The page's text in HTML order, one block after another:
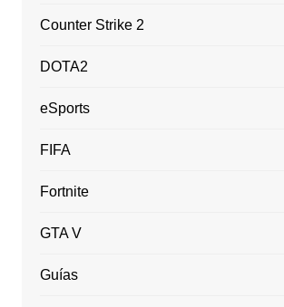
Counter Strike 2
DOTA2
eSports
FIFA
Fortnite
GTA V
Guías